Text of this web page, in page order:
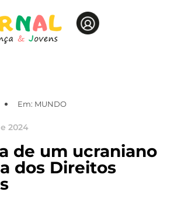
Em: MUNDO
2024
de um ucraniano
dos Direitos